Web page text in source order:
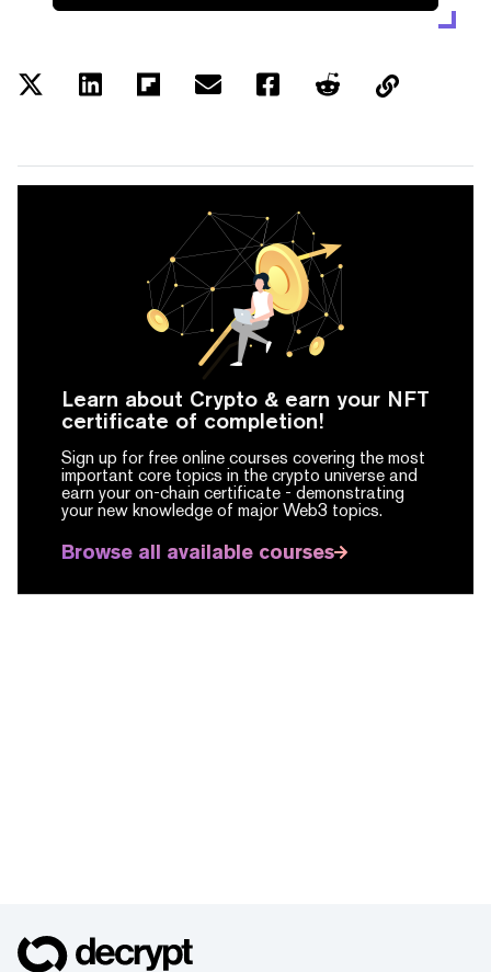
Learn about Crypto & earn your NFT
certificate of completion!
Sign up for free online courses covering the most
important core topics in the crypto universe and
earn your on-chain certificate - demonstrating
your new knowledge of major Web3 topics.
Browse all available courses